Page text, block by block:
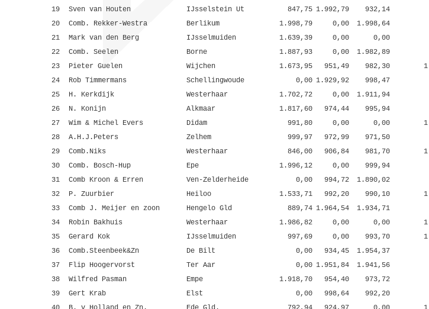
19
Sven van Houten IJsselstein Ut 847,75 1.992,79 932,14
20
Comb. Rekker-Westra Berlikum 1.998,79 0,00 1.998,64
21
Mark van den Berg IJsselmuiden 1.639,39 0,00 0,00
22
Comb. Seelen Borne 1.887,93 0,00 1.982,89
23
Pieter Guelen Wijchen 1.673,95 951,49 982,30
24
Rob Timmermans Schellingwoude 0,00 1.929,92 998,47
25
H. Kerkdijk Westerhaar 1.702,72 0,00 1.911,94
26
N. Konijn Alkmaar 1.817,60 974,44 995,94
27
Wim & Michel Evers Didam 991,80 0,00 0,00
28
A.H.J.Peters Zelhem 999,97 972,99 971,50
29
Comb.Niks Westerhaar 846,00 906,84 981,70
30
Comb. Bosch-Hup Epe 1.996,12 0,00 999,94
31
Comb Kroon & Erren Ven-Zelderheide 0,00 994,72 1.890,02
32
P. Zuurbier Heiloo 1.533,71 992,20 990,10
33
Comb J. Meijer en zoon Hengelo Gld 889,74 1.964,54 1.934,71
34
Robin Bakhuis Westerhaar 1.986,82 0,00 0,00
35
Gerard Kok IJsselmuiden 997,69 0,00 993,70
36
Comb.Steenbeek&Zn De Bilt 0,00 934,45 1.954,37
37
Flip Hoogervorst Ter Aar 0,00 1.951,84 1.941,56
38
Wilfred Pasman Empe 1.918,70 954,40 973,72
39
Gert Krab Elst 0,00 998,64 992,20